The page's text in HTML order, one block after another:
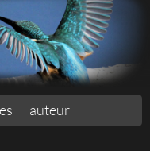
auteur